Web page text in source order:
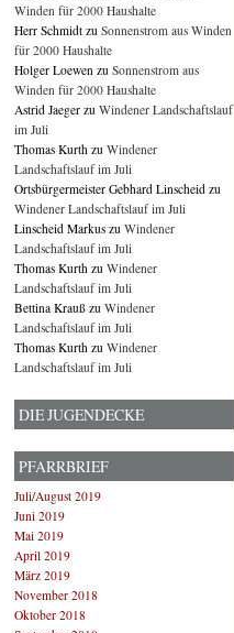
Winden für 2000 Haushalte
Herr Schmidt zu Sonnenstrom aus Winden
für 2000 Haushalte
Holger Loewen zu Sonnenstrom aus
Winden für 2000 Haushalte
Astrid Jaeger zu Windener Landschaftslauf
im Juli
Thomas Kurth zu Windener
Landschaftslauf im Juli
Ortsbürgermeister Gebhard Linscheid zu
Windener Landschaftslauf im Juli
Linscheid Markus zu Windener
Landschaftslauf im Juli
Thomas Kurth zu Windener
Landschaftslauf im Juli
Bettina Krauß zu Windener
Landschaftslauf im Juli
Thomas Kurth zu Windener
Landschaftslauf im Juli
DIE JUGENDECKE
PFARRBRIEF
Juli/August 2019
Juni 2019
Mai 2019
April 2019
März 2019
November 2018
Oktober 2018